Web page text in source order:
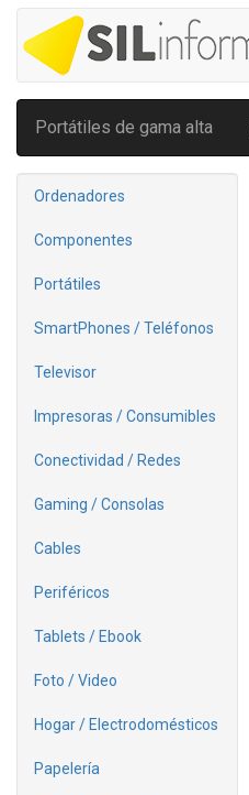
Portátiles de gama alta
Ordenadores
Componentes
Portátiles
SmartPhones / Teléfonos
Televisor
Impresoras / Consumibles
Conectividad / Redes
Gaming / Consolas
Cables
Periféricos
Tablets / Ebook
Foto / Video
Hogar / Electrodomésticos
Papelería